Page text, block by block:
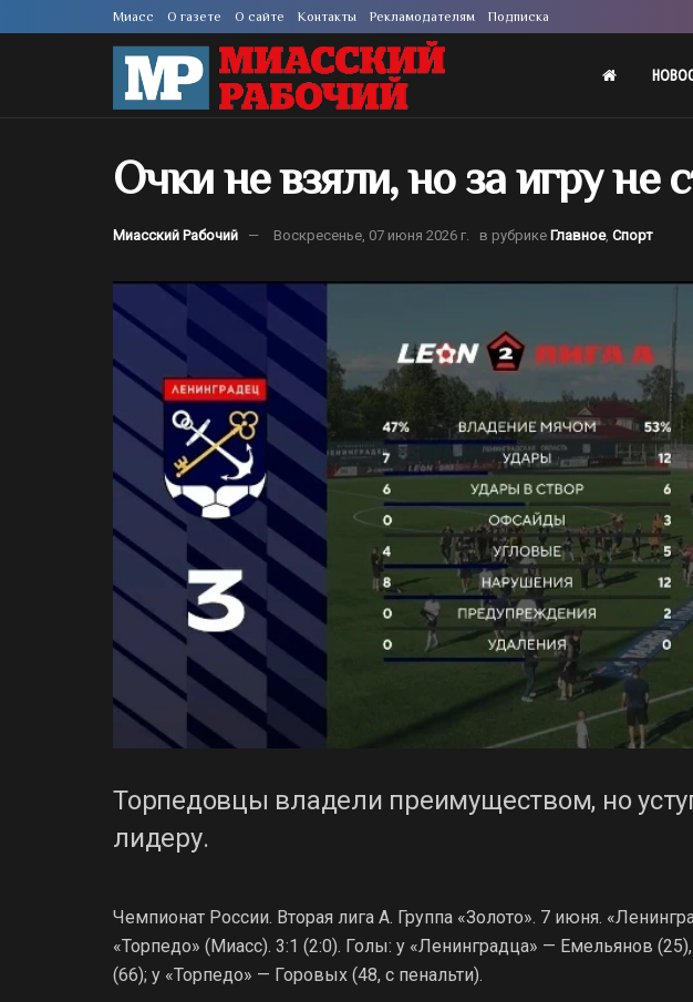
Миасс О газете О сайте Контакты Рекламодателям Подписка
Очки не взяли, но за игру не
Миасский Рабочий Воскресенье, 07 июня 2026 г. в рубрике Главное, Спорт
Торпедовцы владели преимуществом, но
лидеру.
Чемпионат России. Вторая лига А. Группа «Золото». 7 июня.
«Торпедо» (Миасс). 3:1 (2:0). Голы: у «Ленинградца» — Емельянов
(66); у «Торпедо» — Горовых (48, с пенальти).